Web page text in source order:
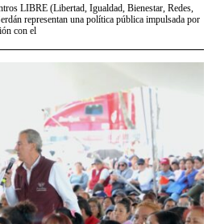
LIBRE (Libertad, Igualdad, Bienestar, Redes,
representan una política pública impulsada por
con el